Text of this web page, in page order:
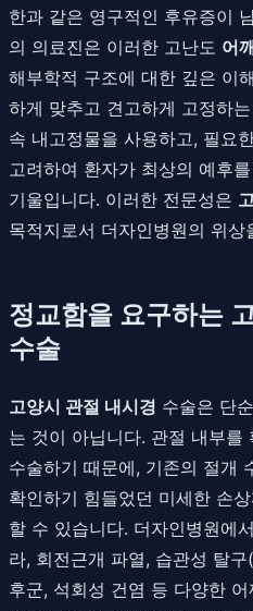
한과 같은 영구적인 후유증이
의 의료진은 이러한 고난도 어
해부학적 구조에 대한 깊은 이
하게 맞추고 견고하게 고정하
속 내고정물을 사용하고, 필요
고려하여 환자가 최상의 예후
기울입니다. 이러한 전문성은
목적지로서 더자인병원의 위상
정교함을 요구하는
수술
고양시 관절 내시경 수술은 단
는 것이 아닙니다. 관절 내부를
수술하기 때문에, 기존의 절개
확인하기 힘들었던 미세한 손
할 수 있습니다. 더자인병원에
라, 회전근개 파열, 습관성 탈
후군, 석회성 건염 등 다양한